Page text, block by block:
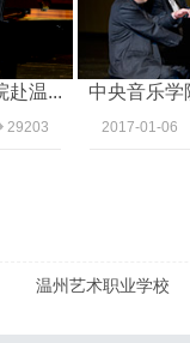
... 中央音乐学院
2017-01-06
温州艺术职业学校